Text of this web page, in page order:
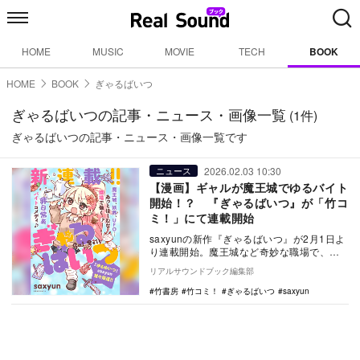
HOME MUSIC MOVIE TECH BOOK
HOME BOOK ぎゃるばいつ
ぎゃるばいつの記事・ニュース・画像一覧 (1件)
ぎゃるばいつの記事・ニュース・画像一覧です
ニュース 2026.02.03 10:30
【漫画】ギャルが魔王城でゆるバイト
開始！？ 『ぎゃるばいつ』が「竹コ
ミ！」にて連載開始
saxyunの新作『ぎゃるばいつ』が2月1日よ
り連載開始。魔王城など奇妙な職場で、ギ
ャルのるなぴが前向きに働く姿を描くお仕
事コメ…
リアルサウンドブック編集部
竹書房
竹コミ！ ぎゃるばいつ saxyun